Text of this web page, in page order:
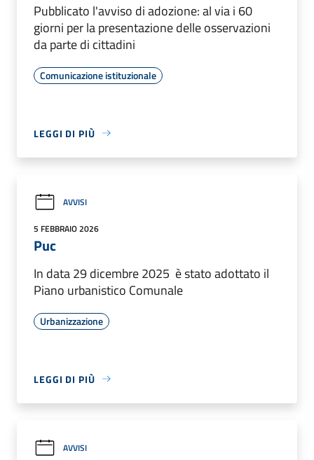
Pubblicato l'avviso di adozione: al via i 60
giorni per la presentazione delle osservazioni
da parte di cittadini
Comunicazione istituzionale
LEGGI DI PIÙ
AVVISI
5 FEBBRAIO 2026
Puc
In data 29 dicembre 2025 è stato adottato il
Piano urbanistico Comunale
Urbanizzazione
LEGGI DI PIÙ
AVVISI